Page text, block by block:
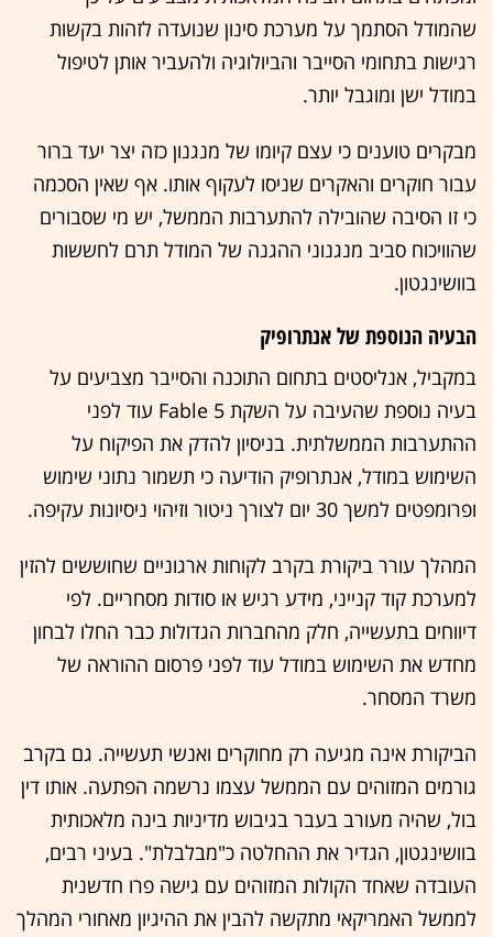
שהמודל הסתמך על מערכת סינון שנועדה לזהות בקשות
רגישות בתחומי הסייבר והביולוגיה ולהעביר אותן לטיפול
במודל ישן ומוגבל יותר.
מבקרים טוענים כי עצם קיומו של מנגנון כזה יצר יעד ברור
עבור חוקרים והאקרים שניסו לעקוף אותו. אף שאין הסכמה
כי זו הסיבה שהובילה להתערבות הממשל, יש מי שסבורים
שהוויכוח סביב מנגנוני ההגנה של המודל תרם לחששות
בוושינגטון.
הבעיה הנוספת של אנתרופיק
במקביל, אנליסטים בתחום התוכנה והסייבר מצביעים על
בעיה נוספת שהעיבה על השקת Fable 5 עוד לפני
ההתערבות הממשלתית. בניסיון להדק את הפיקוח על
השימוש במודל, אנתרופיק הודיעה כי תשמור נתוני שימוש
ופרומפטים למשך 30 יום לצורך ניטור וזיהוי ניסיונות עקיפה.
המהלך עורר ביקורת בקרב לקוחות ארגוניים שחוששים להזין
למערכת קוד קנייני, מידע רגיש או סודות מסחריים. לפי
דיווחים בתעשייה, חלק מהחברות הגדולות כבר החלו לבחון
מחדש את השימוש במודל עוד לפני פרסום ההוראה של
משרד המסחר.
הביקורת אינה מגיעה רק מחוקרים ואנשי תעשייה. גם בקרב
גורמים המזוהים עם הממשל עצמו נרשמה הפתעה. אותו דין
בול, שהיה מעורב בעבר בגיבוש מדיניות בינה מלאכותית
בוושינגטון, הגדיר את ההחלטה כ"מבלבלת". בעיני רבים,
העובדה שאחד הקולות המזוהים עם גישה פרו חדשנית
לממשל האמריקאי מתקשה להבין את ההיגיון מאחורי המהלך